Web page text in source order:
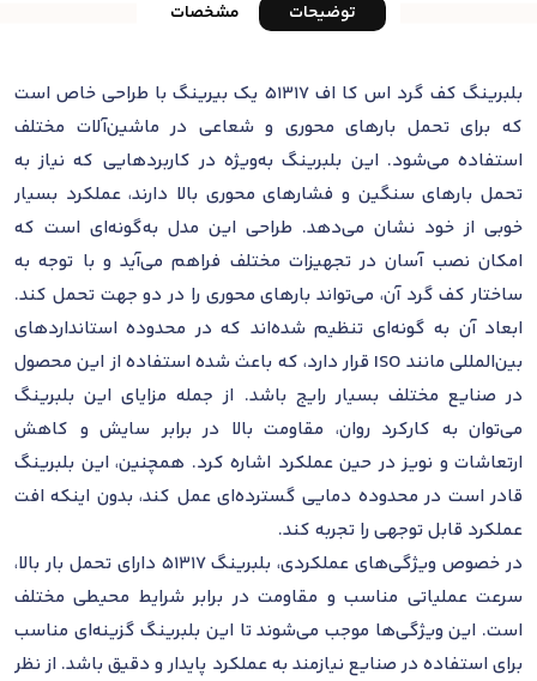
توضیحات مشخصات
بلبرینگ کف گرد اس کا اف 51317 یک بیرینگ با طراحی خاص است
که برای تحمل بارهای محوری و شعاعی در ماشین‌آلات مختلف
استفاده می‌شود. این بلبرینگ به‌ویژه در کاربردهایی که نیاز به
تحمل بارهای سنگین و فشارهای محوری بالا دارند، عملکرد بسیار
خوبی از خود نشان می‌دهد. طراحی این مدل به‌گونه‌ای است که
امکان نصب آسان در تجهیزات مختلف فراهم می‌آید و با توجه به
ساختار کف گرد آن، می‌تواند بارهای محوری را در دو جهت تحمل کند.
ابعاد آن به گونه‌ای تنظیم شده‌اند که در محدوده استانداردهای
بین‌المللی مانند ISO قرار دارد، که باعث شده استفاده از این محصول
در صنایع مختلف بسیار رایج باشد. از جمله مزایای این بلبرینگ
می‌توان به کارکرد روان، مقاومت بالا در برابر سایش و کاهش
ارتعاشات و نویز در حین عملکرد اشاره کرد. همچنین، این بلبرینگ
قادر است در محدوده دمایی گسترده‌ای عمل کند، بدون اینکه افت
عملکرد قابل توجهی را تجربه کند.
در خصوص ویژگی‌های عملکردی، بلبرینگ 51317 دارای تحمل بار بالا،
سرعت عملیاتی مناسب و مقاومت در برابر شرایط محیطی مختلف
است. این ویژگی‌ها موجب می‌شوند تا این بلبرینگ گزینه‌ای مناسب
برای استفاده در صنایع نیازمند به عملکرد پایدار و دقیق باشد. از نظر